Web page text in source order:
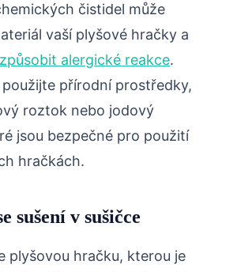
čistidel může
vaší plyšové hračky a
alergické reakce.
přírodní prostředky,
roztok nebo jodový
jsou bezpečné pro použití
hračkách.
sušení v sušičce
plyšovou hračku, kterou je